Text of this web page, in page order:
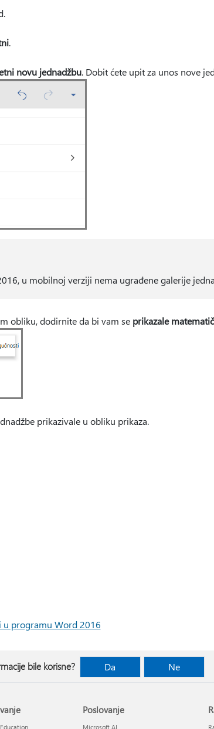
.
novu jednadžbu. Dobit ćete upit za unos nove
u mobilnoj verziji nema ugrađene galerije
obliku, dodirnite da bi vam se prikazale
prikazivale u obliku prikaza.
u programu Word 2016
bile korisne? Da Ne
Poslovanje
Microsoft AI